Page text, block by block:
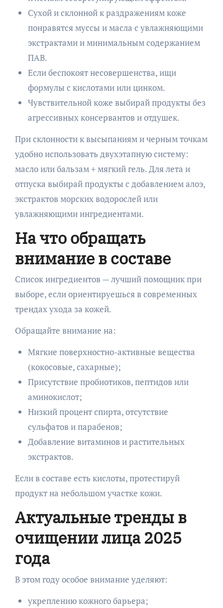
Сухой и склонной к раздражениям коже
понравятся муссы и масла с увлажняющими
экстрактами и минимальным содержанием
ПАВ.
Если беспокоят несовершенства, ищи
формулы с кислотами или цинком.
Чувствительной коже выбирай продукты без
агрессивных консервантов и отдушек.
При склонности к высыпаниям и черным точкам
удобно использовать двухэтапную систему:
масло или бальзам + мягкий гель. Для лета и
отпуска выбирай продукты с добавлением алоэ,
экстрактов морских водорослей или
увлажняющими ингредиентами.
На что обращать
внимание в составе
Список ингредиентов — лучший помощник при
выборе, если ориентируешься в современных
трендах ухода за кожей.
Обращайте внимание на:
Мягкие поверхностно-активные вещества
(кокосовые, сахарные);
Присутствие пробиотиков, пептидов или
аминокислот;
Низкий процент спирта, отсутствие
сульфатов и парабенов;
Добавление витаминов и растительных
экстрактов.
Если в составе есть кислоты, протестируй
продукт на небольшом участке кожи.
Актуальные тренды в
очищении лица 2025
года
В этом году особое внимание уделяют:
укреплению кожного барьера;